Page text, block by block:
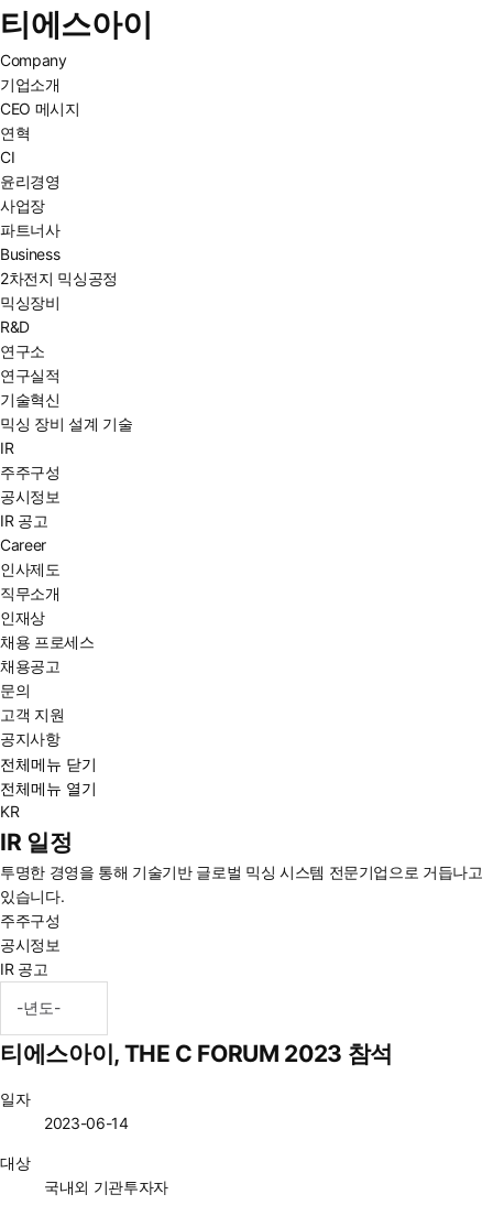
티에스아이
Company
기업소개
CEO 메시지
연혁
CI
윤리경영
사업장
파트너사
Business
2차전지 믹싱공정
믹싱장비
R&D
연구소
연구실적
기술혁신
믹싱 장비 설계 기술
IR
주주구성
공시정보
IR 공고
Career
인사제도
직무소개
인재상
채용 프로세스
채용공고
문의
고객 지원
공지사항
전체메뉴 닫기
전체메뉴 열기
KR
IR 일정
투명한 경영을 통해 기술기반 글로벌 믹싱 시스템 전문기업으로 거듭나고
있습니다.
주주구성
공시정보
IR 공고
티에스아이, THE C FORUM 2023 참석
일자
2023-06-14
대상
국내외 기관투자자